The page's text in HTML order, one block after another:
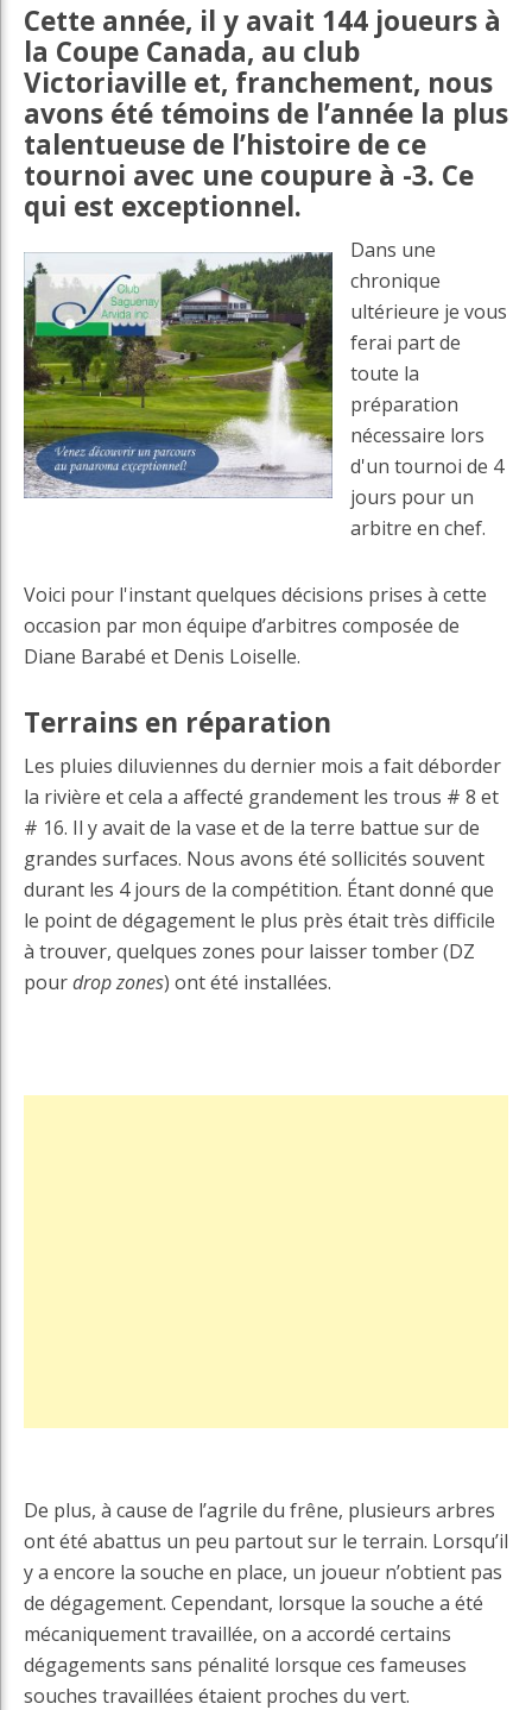
Cette année, il y avait 144 joueurs à
la Coupe Canada, au club
Victoriaville et, franchement, nous
avons été témoins de l’année la plus
talentueuse de l’histoire de ce
tournoi avec une coupure à -3. Ce
qui est exceptionnel.
Dans une
chronique
ultérieure je vous
ferai part de
toute la
préparation
nécessaire lors
d'un tournoi de 4
jours pour un
arbitre en chef.
Voici pour l'instant quelques décisions prises à cette
occasion par mon équipe d’arbitres composée de
Diane Barabé et Denis Loiselle.
Terrains en réparation
Les pluies diluviennes du dernier mois a fait déborder
la rivière et cela a affecté grandement les trous # 8 et
# 16. Il y avait de la vase et de la terre battue sur de
grandes surfaces. Nous avons été sollicités souvent
durant les 4 jours de la compétition. Étant donné que
le point de dégagement le plus près était très difficile
à trouver, quelques zones pour laisser tomber (DZ
pourdrop zones) ont été installées.
De plus, à cause de l’agrile du frêne, plusieurs arbres
ont été abattus un peu partout sur le terrain. Lorsqu’il
y a encore la souche en place, un joueur n’obtient pas
de dégagement. Cependant, lorsque la souche a été
mécaniquement travaillée, on a accordé certains
dégagements sans pénalité lorsque ces fameuses
souches travaillées étaient proches du vert.